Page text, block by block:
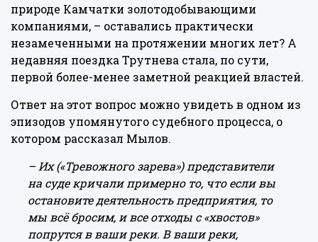
природе Камчатки золотодобывающими
компаниями, – оставались практически
незамеченными на протяжении многих лет? А
недавняя поездка Трутнева стала, по сути,
первой более-менее заметной реакцией властей.
Ответ на этот вопрос можно увидеть в одном из
эпизодов упомянутого судебного процесса, о
котором рассказал Мылов.
– Их(«Тревожного зарева») представители
на суде кричали примерно то, что если вы
остановите деятельность предприятия, то
мы всё бросим, и все отходы с «хвостов»
попрутся в ваши реки. В ваши реки,